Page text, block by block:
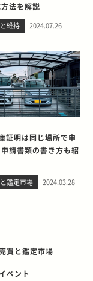
法を解説
維持 2024.07.26
証明は同じ場所で申
請書類の書き方も紹
鑑定市場 2024.03.28
買と鑑定市場
ベント